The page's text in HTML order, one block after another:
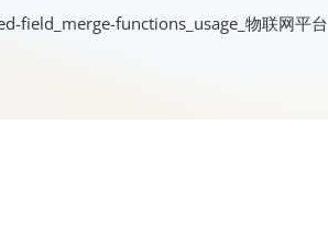
field_merge-functions_usage_物联网平台